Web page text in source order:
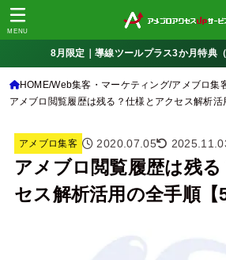
MENU
8月限定｜導線ツールプラス3か月特典
HOME Web集客・マーケティング アメブロ集
アメブロ閲覧履歴は残る？仕様とアクセス解析活
アメブロ集客 2020.07.05
アメブロ閲覧履歴は残る
セス解析活用の全手順【